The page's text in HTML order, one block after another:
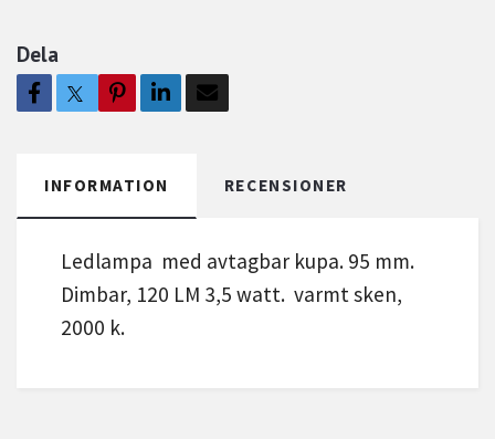
Dela
INFORMATION RECENSIONER
Ledlampa med avtagbar kupa. 95 mm.
Dimbar, 120 LM 3,5 watt. varmt sken,
2000 k.